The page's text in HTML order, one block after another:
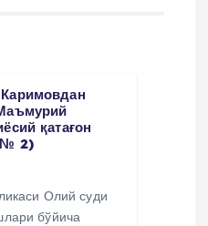
қатағон
№ 2)
Олий суди
бўйича